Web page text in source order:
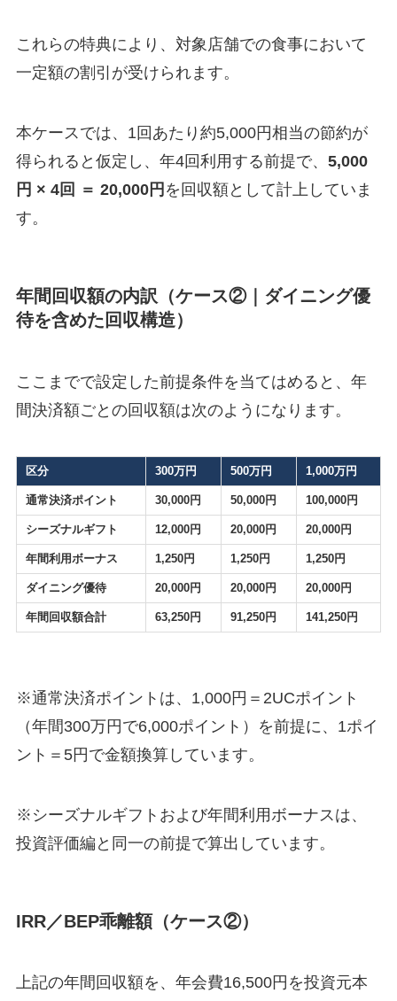
これらの特典により、対象店舗での食事において
一定額の割引が受けられます。
本ケースでは、1回あたり約5,000円相当の節約が
得られると仮定し、年4回利用する前提で、 5,000
円 × 4回 ＝ 20,000円 を回収額として計上していま
す。
年間回収額の内訳（ケース②｜ダイニング優
待を含めた回収構造）
ここまでで設定した前提条件を当てはめると、年
間決済額ごとの回収額は次のようになります。
区分 300万円 500万円 1,000万円
通常決済ポイント 30,000円 50,000円 100,000円
シーズナルギフト 12,000円 20,000円 20,000円
年間利用ボーナス 1,250円 1,250円 1,250円
ダイニング優待 20,000円 20,000円 20,000円
年間回収額合計 63,250円 91,250円 141,250円
※通常決済ポイントは、1,000円＝2UCポイント
（年間300万円で6,000ポイント）を前提に、1ポイ
ント＝5円で金額換算しています。
※シーズナルギフトおよび年間利用ボーナスは、
投資評価編と同一の前提で算出しています。
IRR／BEP乖離額（ケース②）
上記の年間回収額を、年会費16,500円を投資元本